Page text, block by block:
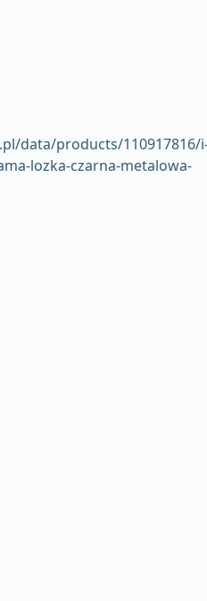
data/products/110917816/
lozka-czarna-metalowa-